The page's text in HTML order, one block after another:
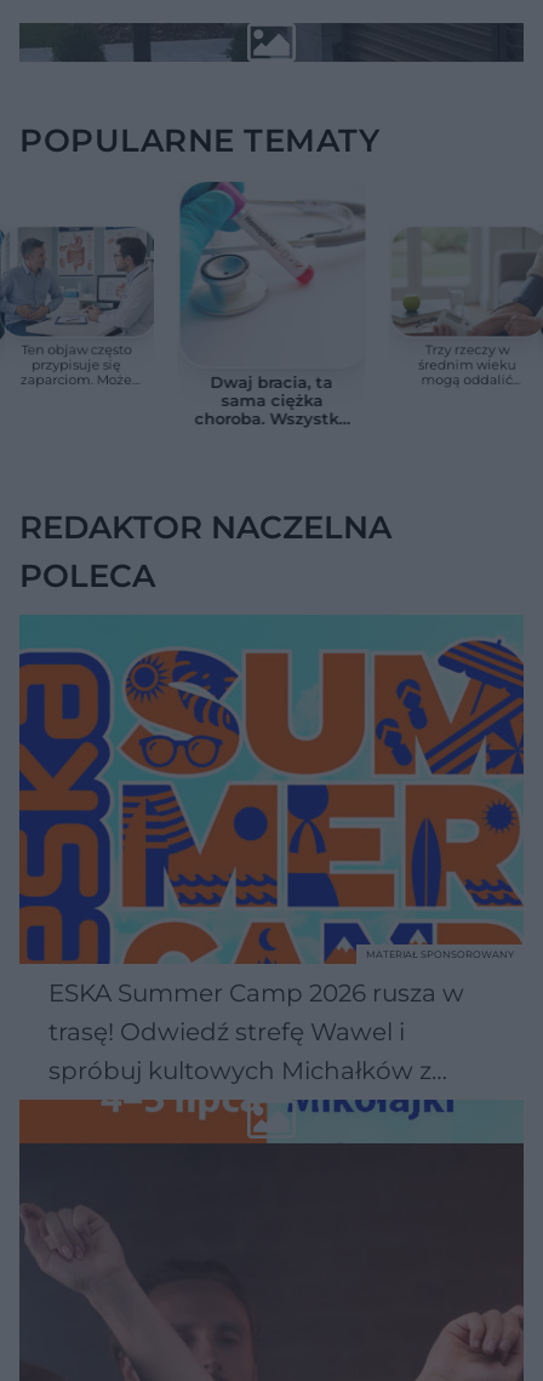
POPULARNE TEMATY
Ten objaw często
przypisuje się
zaparciom. Może
Dwaj bracia, ta
sama ciężka
choroba. Wszystko
Trzy rzeczy w
średnim wieku
mogą oddalić
REDAKTOR NACZELNA
POLECA
ESKA Summer Camp 2026 rusza w
trasę! Odwiedź strefę Wawel i
spróbuj kultowych Michałków z
Wawelu
MATERIAŁ SPONSOROWANY